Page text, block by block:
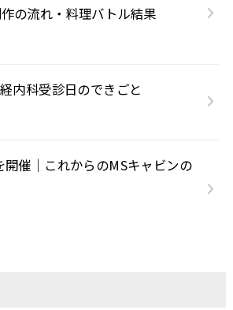
の流れ・料理バトル結果
内科受診日のできごと
催｜これからのMSキャビンの